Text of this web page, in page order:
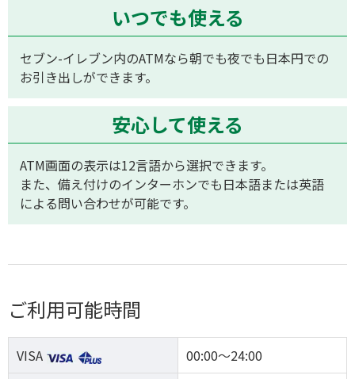
いつでも使える
セブン-イレブン内のATMなら朝でも夜でも日本円での
お引き出しができます。
安心して使える
ATM画面の表示は12言語から選択できます。
また、備え付けのインターホンでも日本語または英語
による問い合わせが可能です。
ご利用可能時間
VISA
00:00～24:00